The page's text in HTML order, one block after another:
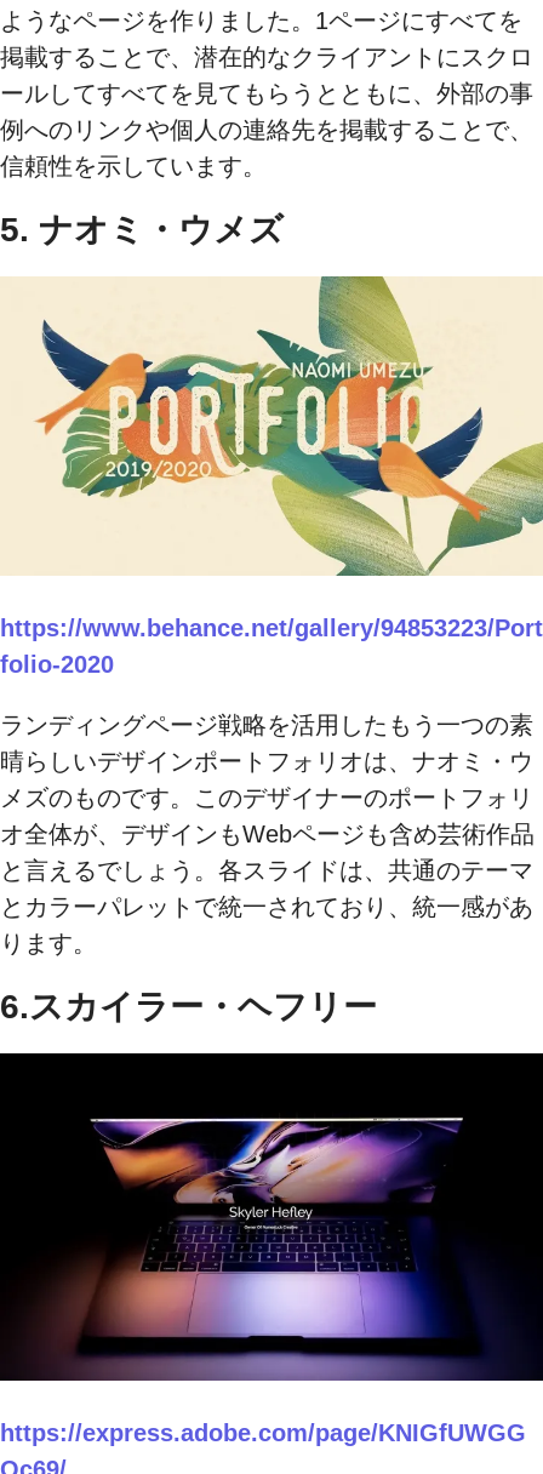
ようなページを作りました。1ページにすべてを
掲載することで、潜在的なクライアントにスクロ
ールしてすべてを見てもらうとともに、外部の事
例へのリンクや個人の連絡先を掲載することで、
信頼性を示しています。
5. ナオミ・ウメズ
https://www.behance.net/gallery/94853223/Port
folio-2020
ランディングページ戦略を活用したもう一つの素
晴らしいデザインポートフォリオは、ナオミ・ウ
メズのものです。このデザイナーのポートフォリ
オ全体が、デザインもWebページも含め芸術作品
と言えるでしょう。各スライドは、共通のテーマ
とカラーパレットで統一されており、統一感があ
ります。
6.スカイラー・ヘフリー
https://express.adobe.com/page/KNIGfUWGG